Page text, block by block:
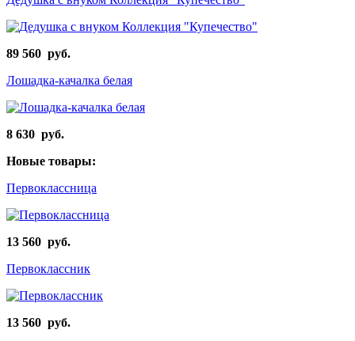
89 560 руб.
Лошадка-качалка белая
8 630 руб.
Новые товары:
Первоклассница
13 560 руб.
Первоклассник
13 560 руб.